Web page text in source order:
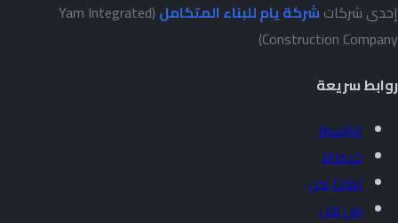
إحدى شركاتشركة يام للبناء المتكامل (Yam Integrated
Construction Company)
روابط سريعة
الرئيسية
خدماتنا
لماذا نحن
من نحن